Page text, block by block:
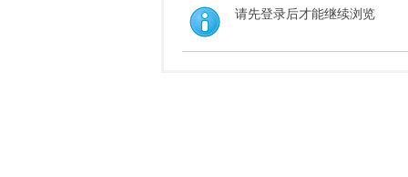
请先登录后才能继续浏览